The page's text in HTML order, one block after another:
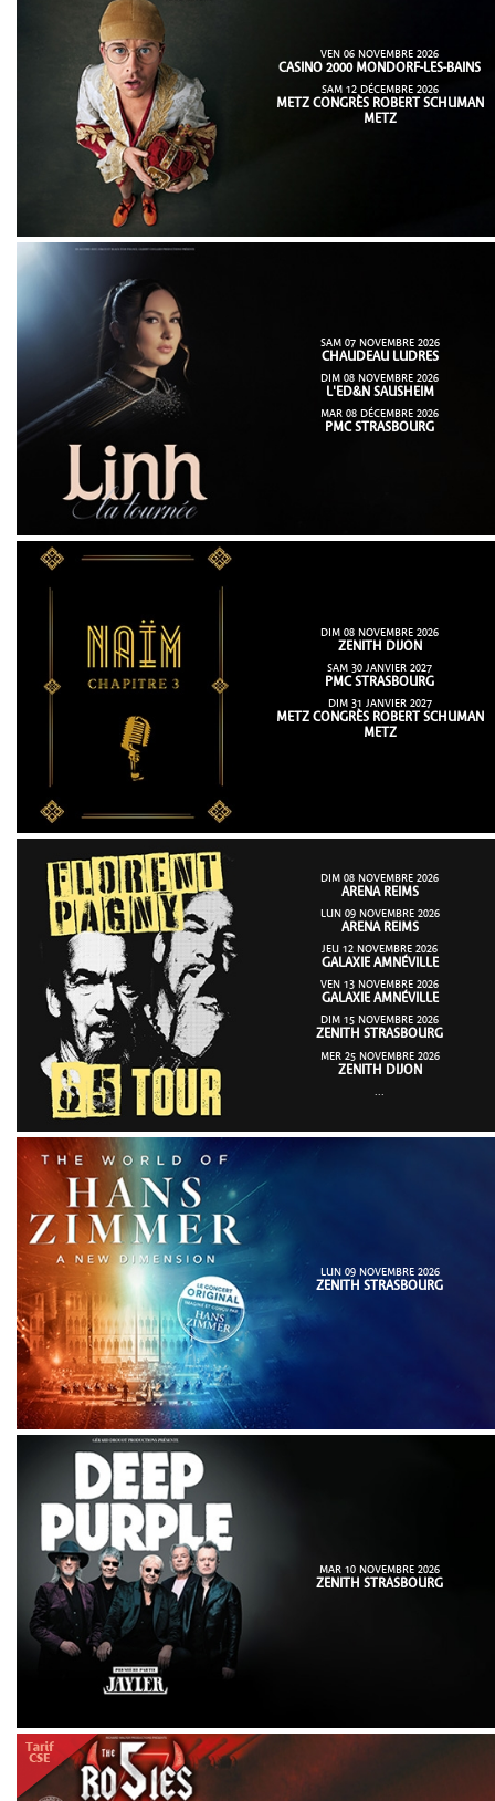
VEN 06 NOVEMBRE 2026
CASINO 2000 MONDORF-LES-BAINS
SAM 12 DÉCEMBRE 2026
METZ CONGRÈS ROBERT SCHUMAN
METZ
SAM 07 NOVEMBRE 2026
CHAUDEAU LUDRES
DIM 08 NOVEMBRE 2026
L'ED&N SAUSHEIM
MAR 08 DÉCEMBRE 2026
PMC STRASBOURG
DIM 08 NOVEMBRE 2026
ZENITH DIJON
SAM 30 JANVIER 2027
PMC STRASBOURG
DIM 31 JANVIER 2027
METZ CONGRÈS ROBERT SCHUMAN
METZ
DIM 08 NOVEMBRE 2026
ARENA REIMS
LUN 09 NOVEMBRE 2026
ARENA REIMS
JEU 12 NOVEMBRE 2026
GALAXIE AMNÉVILLE
VEN 13 NOVEMBRE 2026
GALAXIE AMNÉVILLE
DIM 15 NOVEMBRE 2026
ZENITH STRASBOURG
MER 25 NOVEMBRE 2026
ZENITH DIJON
LUN 09 NOVEMBRE 2026
ZENITH STRASBOURG
MAR 10 NOVEMBRE 2026
ZENITH STRASBOURG